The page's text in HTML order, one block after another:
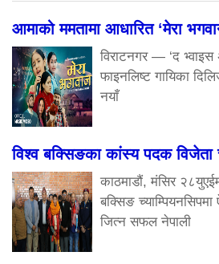
आमाको ममतामा आधारित ‘मेरा
विराटनगर — ‘द
फाइनलिष्ट गायिका
नयाँ
विश्व बक्सिङका कांस्य पदक विजेता
काठमाडौं, मंसिर
बक्सिङ
जित्न सफल नेपाली